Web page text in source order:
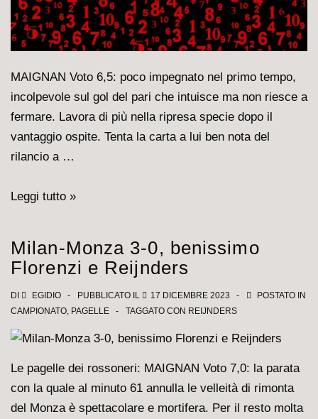
MAIGNAN Voto 6,5: poco impegnato nel primo tempo,
incolpevole sul gol del pari che intuisce ma non riesce a
fermare. Lavora di più nella ripresa specie dopo il
vantaggio ospite. Tenta la carta a lui ben nota del
rilancio a …
Milan-
2,
le
pagelle
dei
nostri
Leggi tutto »
Milan-Monza 3-0, benissimo
Florenzi e Reijnders
DI EGIDIO PUBBLICATO IL 17 DICEMBRE 2023
POSTATO IN
CAMPIONATO, PAGELLE TAGGATO CON REIJNDERS
Le pagelle dei rossoneri: MAIGNAN Voto 7,0: la parata
con la quale al minuto 61 annulla le velleità di rimonta
del Monza è spettacolare e mortifera. Per il resto molta